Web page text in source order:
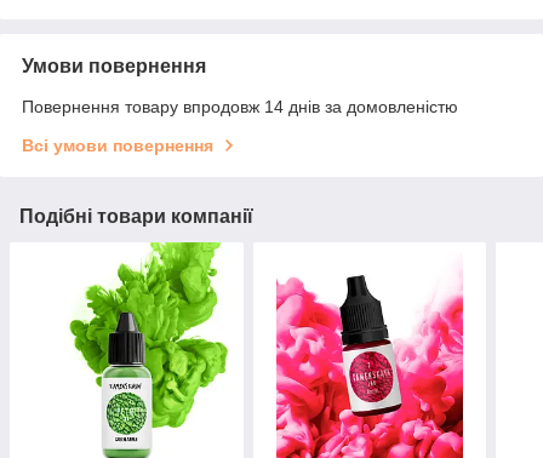
Умови повернення
Повернення товару впродовж 14 днів за домовленістю
Всі умови повернення
Подібні товари компанії